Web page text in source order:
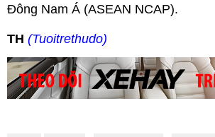
Đông Nam Á (ASEAN NCAP).
TH (Tuoitrethudo)